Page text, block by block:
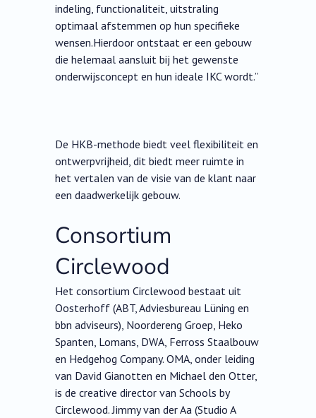
indeling, functionaliteit, uitstraling
optimaal afstemmen op hun specifieke
wensen.Hierdoor ontstaat er een gebouw
die helemaal aansluit bij het gewenste
onderwijsconcept en hun ideale IKC wordt.”
De HKB-methode biedt veel flexibiliteit en
ontwerpvrijheid, dit biedt meer ruimte in
het vertalen van de visie van de klant naar
een daadwerkelijk gebouw.
Consortium
Circlewood
Het consortium Circlewood bestaat uit
Oosterhoff (ABT, Adviesbureau Lüning en
bbn adviseurs), Noordereng Groep, Heko
Spanten, Lomans, DWA, Ferross Staalbouw
en Hedgehog Company. OMA, onder leiding
van David Gianotten en Michael den Otter,
is de creative director van Schools by
Circlewood. Jimmy van der Aa (Studio A